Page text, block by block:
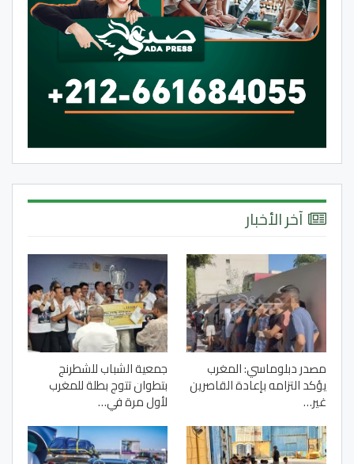
آخر الأخبار
مصدر دبلوماسي: المغرب
يؤكد التزامه بإعادة القاصرين
غير…
جمعية الشباب للشطرنج
بتطوان تتوج بطلة للمغرب
لأول مرة في…